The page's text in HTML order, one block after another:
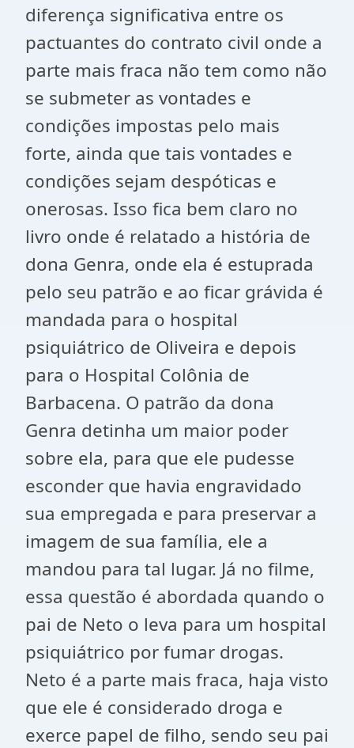
diferença significativa entre os
pactuantes do contrato civil onde a
parte mais fraca não tem como não
se submeter as vontades e
condições impostas pelo mais
forte, ainda que tais vontades e
condições sejam despóticas e
onerosas. Isso fica bem claro no
livro onde é relatado a história de
dona Genra, onde ela é estuprada
pelo seu patrão e ao ficar grávida é
mandada para o hospital
psiquiátrico de Oliveira e depois
para o Hospital Colônia de
Barbacena. O patrão da dona
Genra detinha um maior poder
sobre ela, para que ele pudesse
esconder que havia engravidado
sua empregada e para preservar a
imagem de sua família, ele a
mandou para tal lugar. Já no filme,
essa questão é abordada quando o
pai de Neto o leva para um hospital
psiquiátrico por fumar drogas.
Neto é a parte mais fraca, haja visto
que ele é considerado droga e
exerce papel de filho, sendo seu pai